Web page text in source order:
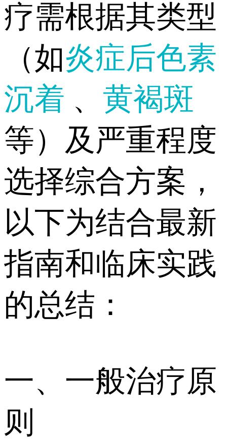
疗需根据其类型
（如炎症后色素
沉着 、 黄褐斑
等）及严重程度
选择综合方案，
以下为结合最新
指南和临床实践
的总结：
一、一般治疗原
则